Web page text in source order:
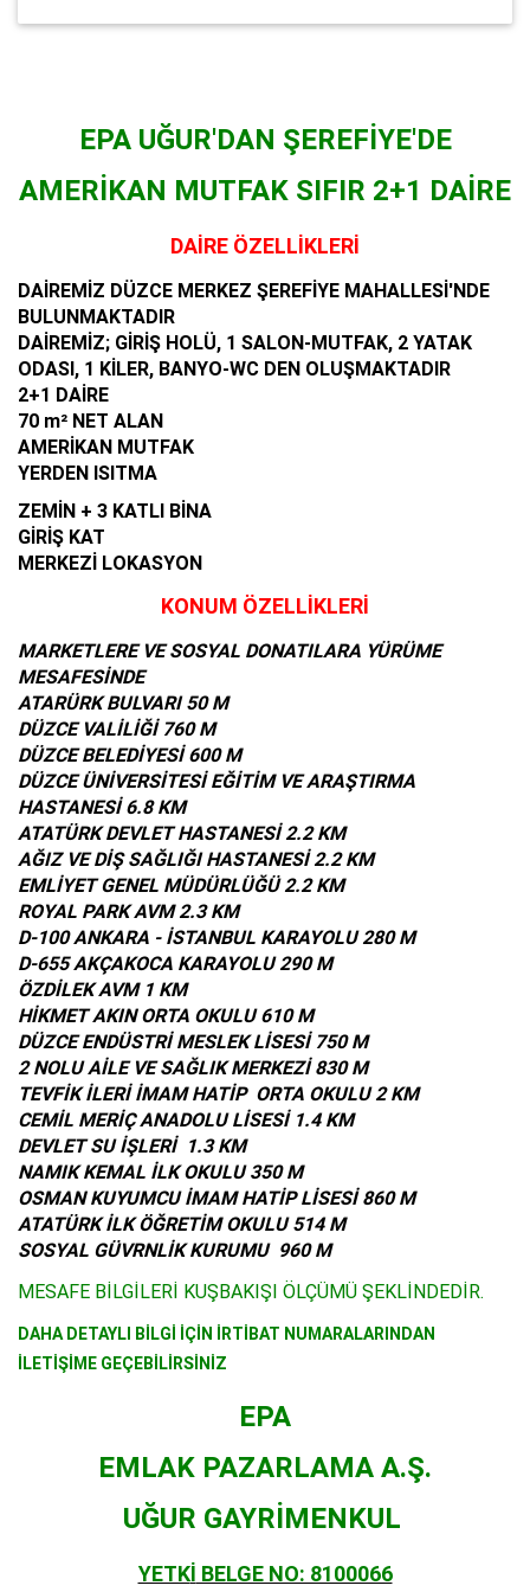
EPA UĞUR'DAN ŞEREFİYE'DE
AMERİKAN MUTFAK SIFIR 2+1 DAİRE
DAİRE ÖZELLİKLERİ
​DAİREMİZ DÜZCE MERKEZ ŞEREFİYE MAHALLESİ'NDE
BULUNMAKTADIR
DAİREMİZ; GİRİŞ HOLÜ, 1 SALON-MUTFAK, 2 YATAK
ODASI, 1 KİLER, BANYO-WC DEN OLUŞMAKTADIR
2+1 DAİRE
70 m² NET ALAN
AMERİKAN MUTFAK
YERDEN ISITMA
​ZEMİN + 3 KATLI BİNA
GİRİŞ KAT
MERKEZİ LOKASYON
KONUM ÖZELLİKLERİ
MARKETLERE VE SOSYAL DONATILARA YÜRÜME
MESAFESİNDE
ATARÜRK BULVARI 50 M
DÜZCE VALİLİĞİ 760 M
DÜZCE BELEDİYESİ 600 M
DÜZCE ÜNİVERSİTESİ EĞİTİM VE ARAŞTIRMA
HASTANESİ 6.8 KM
ATATÜRK DEVLET HASTANESİ 2.2 KM
AĞIZ VE DİŞ SAĞLIĞI HASTANESİ 2.2 KM
EMLİYET GENEL MÜDÜRLÜĞÜ 2.2 KM
ROYAL PARK AVM 2.3 KM
D-100 ANKARA - İSTANBUL KARAYOLU 280 M
D-655 AKÇAKOCA KARAYOLU 290 M
ÖZDİLEK AVM 1 KM
HİKMET AKIN ORTA OKULU 610 M
DÜZCE ENDÜSTRİ MESLEK LİSESİ 750 M
2 NOLU AİLE VE SAĞLIK MERKEZİ 830 M
TEVFİK İLERİ İMAM HATİP ORTA OKULU 2 KM
CEMİL MERİÇ ANADOLU LİSESİ 1.4 KM
DEVLET SU İŞLERİ 1.3 KM
NAMIK KEMAL İLK OKULU 350 M
OSMAN KUYUMCU İMAM HATİP LİSESİ 860 M
ATATÜRK İLK ÖĞRETİM OKULU 514 M
SOSYAL GÜVRNLİK KURUMU 960 M
MESAFE BİLGİLERİ KUŞBAKIŞI ÖLÇÜMÜ ŞEKLİNDEDİR.
DAHA DETAYLI B İLGİ İÇİN İRTİBAT NUMARALARINDAN
İLETİŞİME GEÇEBİLİRSİNİZ
EPA
EMLAK PAZARLAMA A.Ş.
UĞUR GAYRİMENKUL
YETKİ BELGE NO: 8100066